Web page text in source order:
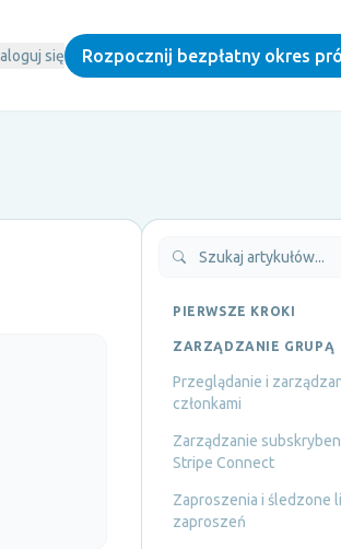
się Rozpocznij bezpłatny okres
PIERWSZE KROKI
ZARZĄDZANIE GRUPĄ
Przeglądanie i
członkami
Zarządzanie
Stripe Connect
Zaproszenia i śledzone
zaproszeń